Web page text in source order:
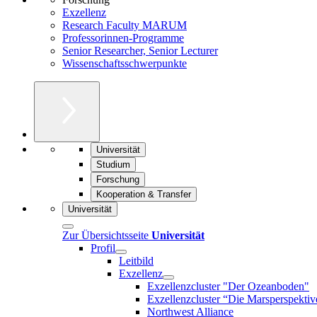
Exzellenz
Research Faculty MARUM
Professorinnen-Programme
Senior Researcher, Senior Lecturer
Wissenschaftsschwerpunkte
Universität
Studium
Forschung
Kooperation & Transfer
Universität
Zur Übersichtsseite Universität
Profil
Leitbild
Exzellenz
Exzellenzcluster "Der Ozeanboden"
Exzellenzcluster “Die
Northwest Alliance